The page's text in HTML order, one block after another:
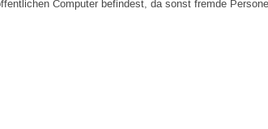
Computer befindest, da sonst fremde